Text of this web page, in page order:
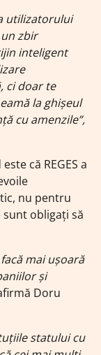
utilizatorului
zbir
inteligent
ci doar te
la ghișeul
cu amenzile”,
că REGES a
nu pentru
obligați să
mai ușoară
și
Doru
statului cu